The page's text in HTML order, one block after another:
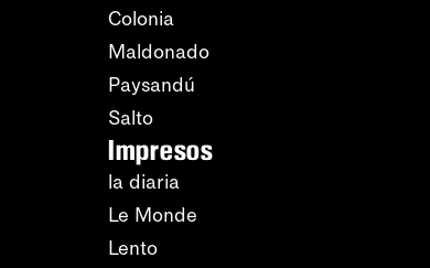
Colonia
Maldonado
Paysandú
Salto
Impresos
la diaria
Le Monde
Lento